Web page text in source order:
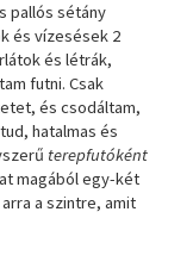
pallós sétány
és vízesések 2
és létrák,
futni. Csak
és csodáltam,
hatalmas és
terepfutóként
magából egy-két
a szintre, amit